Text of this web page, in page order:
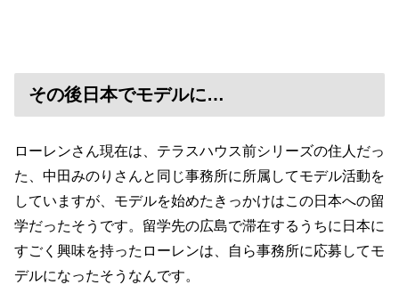
その後日本でモデルに…
ローレンさん現在は、テラスハウス前シリーズの住人だっ
た、中田みのりさんと同じ事務所に所属してモデル活動を
していますが、モデルを始めたきっかけはこの日本への留
学だったそうです。留学先の広島で滞在するうちに日本に
すごく興味を持ったローレンは、自ら事務所に応募してモ
デルになったそうなんです。